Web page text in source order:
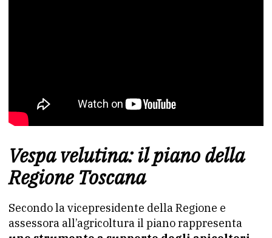
Vespa velutina: il piano della
Regione Toscana
Secondo la vicepresidente della Regione e
assessora all’agricoltura il piano rappresenta